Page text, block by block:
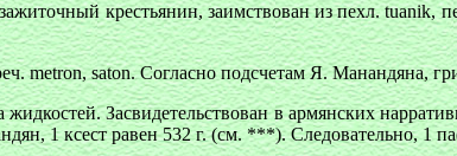
крестьянин, заимствован из пехл.
metron, saton. Согласно подсчетам Я. Манандяна,
Засвидетельствован в армянских
1 ксест равен 532 г. (см. ***). Следовательно, 1